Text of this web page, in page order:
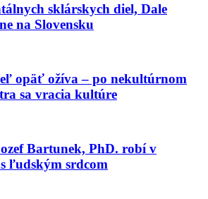
sklárskych diel, Dale
na Slovensku
opäť ožíva – po nekultúrnom
sa vracia kultúre
Bartunek, PhD. robí v
ľudským srdcom